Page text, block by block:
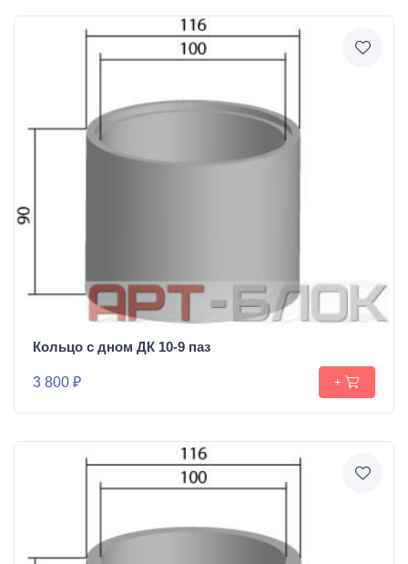
Кольцо с дном ДК 10-9 паз
3 800 ₽ +